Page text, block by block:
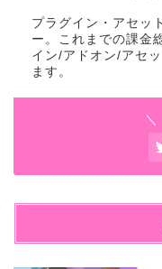
プラグイン・アセッ
ー。これまでの課金
イン/アドオン/アセ
ます。